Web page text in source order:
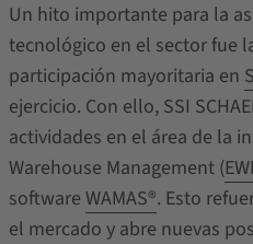
Un hito importante para la
tecnológico en el sector fue
participación mayoritaria en
ejercicio. Con ello, SSI
actividades en el área de la
Warehouse Management (
software WAMAS®. Esto
el mercado y abre nuevas